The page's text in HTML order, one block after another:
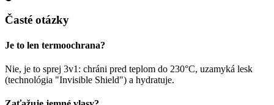
Časté otázky
Je to len termoochrana?
Nie, je to sprej 3v1: chráni pred teplom do 230°C, uzamyká lesk
(technológia "Invisible Shield") a hydratuje.